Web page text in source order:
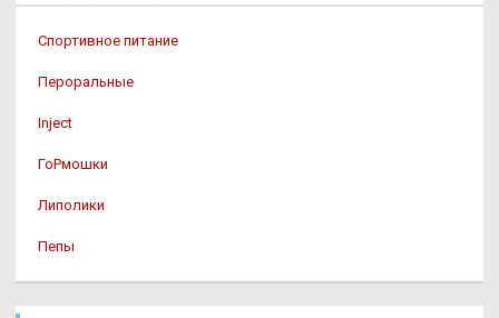
Спортивное питание
Пероральные
Inject
ГоРмошки
Липолики
Пепы